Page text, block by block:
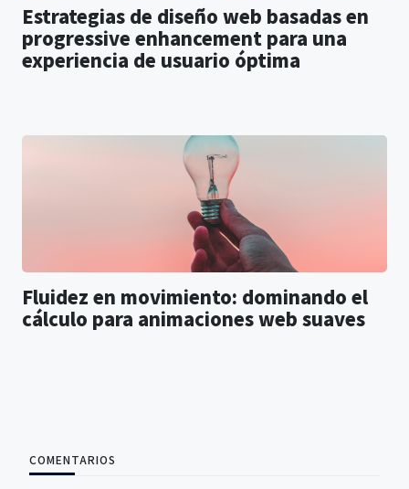
Estrategias de diseño web basadas en
progressive enhancement para una
experiencia de usuario óptima
Fluidez en movimiento: dominando el
cálculo para animaciones web suaves
COMENTARIOS